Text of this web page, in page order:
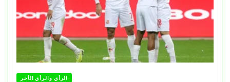
الرأي والرأي الأخر